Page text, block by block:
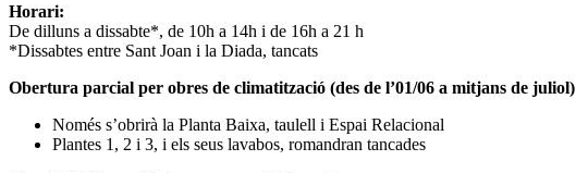
Horari:
De dilluns a dissabte*, de 10h a 14h i de 16h a 21 h
*Dissabtes entre Sant Joan i la Diada, tancats
Obertura parcial per obres de climatització (des de l’01/06 a mitjans de juliol)
Només s’obrirà la Planta Baixa, taulell i Espai Relacional
Plantes 1, 2 i 3, i els seus lavabos, romandran tancades